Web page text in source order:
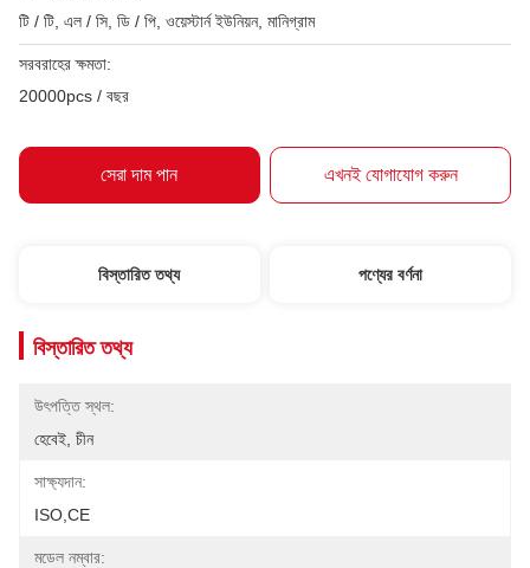
টি / টি, এল / সি, ডি / পি, ওয়েস্টার্ন ইউনিয়ন, মানিগ্রাম
সরবরাহের ক্ষমতা:
20000pcs / বছর
সেরা দাম পান এখনই যোগাযোগ করুন
বিস্তারিত তথ্য পণ্যের বর্ণনা
বিস্তারিত তথ্য
উৎপত্তি স্থল:
হেবেই, চীন
সাক্ষ্যদান:
ISO,CE
মডেল নম্বার: